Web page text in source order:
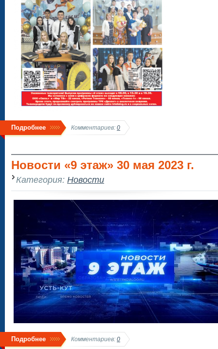
Подробнее Комментариев: 0
Новости «9 этаж» 30 мая 2023 г.
Категория: Новости
Подробнее Комментариев: 0